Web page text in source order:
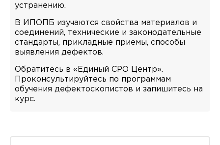
устранению.
В ИПОПБ изучаются свойства материалов и
соединений, технические и законодательные
стандарты, прикладные приемы, способы
выявления дефектов.
Обратитесь в «Единый СРО Центр».
Проконсультируйтесь по программам
обучения дефектоскопистов и запишитесь на
курс.